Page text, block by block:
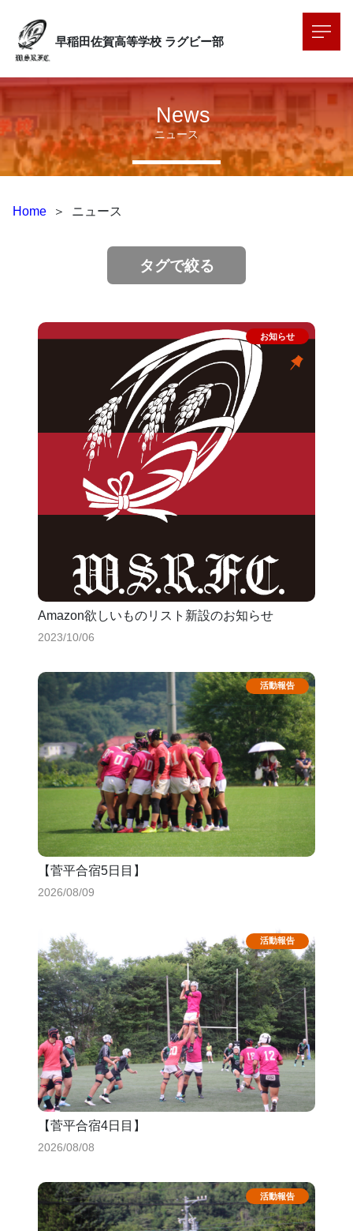
早稲田佐賀高等学校 ラグビー部
ニュース
News
Home ＞ ニュース
タグで絞る
Amazon欲しいものリスト新設のお知らせ
2023/10/06
【菅平合宿5日目】
2026/08/09
【菅平合宿4日目】
2026/08/08